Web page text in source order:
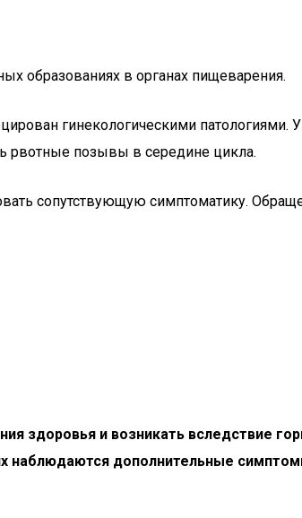
образованиях в органах пищеварения.
гинекологическими
рвотные позывы в середине цикла.
сопутствующую симптоматику.
здоровья и возникать вследствие
наблюдаются дополнительные